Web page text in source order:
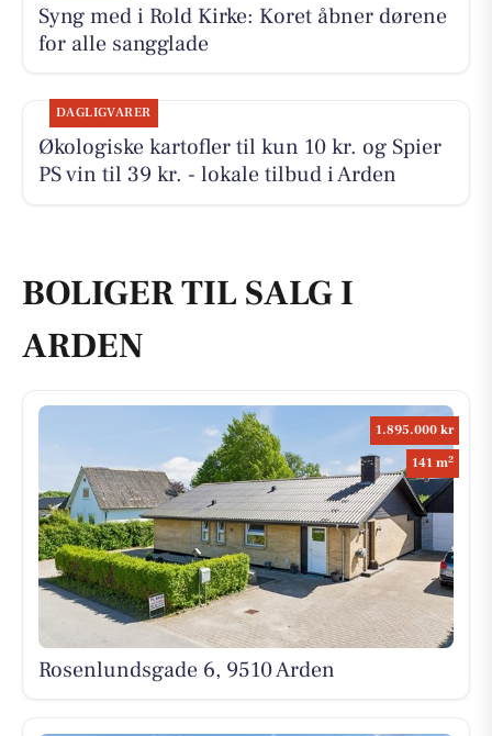
Syng med i Rold Kirke: Koret åbner dørene
for alle sangglade
DAGLIGVARER
Økologiske kartofler til kun 10 kr. og Spier
PS vin til 39 kr. - lokale tilbud i Arden
BOLIGER TIL SALG I
ARDEN
1.895.000 kr
141 m2
Rosenlundsgade 6, 9510 Arden